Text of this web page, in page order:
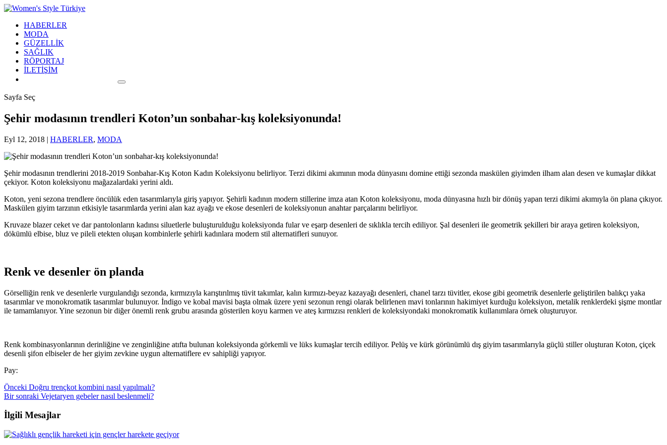
HABERLER
MODA
GÜZELLİK
SAĞLIK
RÖPORTAJ
İLETİŞİM
Sayfa Seç
Şehir modasının trendleri Koton’un sonbahar-kış koleksiyonunda!
Eyl 12, 2018 | HABERLER, MODA
Şehir modasının trendlerini 2018-2019 Sonbahar-Kış Koton Kadın Koleksiyonu belirliyor. Terzi dikimi akımının moda dünyasını domine ettiği sezonda maskülen giyimden ilham alan desen ve kumaşlar dikkat
çekiyor. Koton koleksiyonu mağazalardaki yerini aldı.
Koton, yeni sezona trendlere öncülük eden tasarımlarıyla giriş yapıyor. Şehirli kadının modern stillerine imza atan Koton koleksiyonu, moda dünyasına hızlı bir dönüş yapan terzi dikimi akımıyla ön plana çıkıyor.
Maskülen giyim tarzının etkisiyle tasarımlarda yerini alan kaz ayağı ve ekose desenleri de koleksiyonun anahtar parçalarını belirliyor.
Kruvaze blazer ceket ve dar pantolonların kadınsı siluetlerle buluşturulduğu koleksiyonda fular ve eşarp desenleri de sıklıkla tercih ediliyor. Şal desenleri ile geometrik şekilleri bir araya getiren koleksiyon,
dökümlü elbise, bluz ve pileli etekten oluşan kombinlerle şehirli kadınlara modern stil alternatifleri sunuyor.
Renk ve desenler ön planda
Görselliğin renk ve desenlerle vurgulandığı sezonda, kırmızıyla karıştırılmış tüvit takımlar, kalın kırmızı-beyaz kazayağı desenleri, chanel tarzı tüvitler, ekose gibi geometrik desenlerle geliştirilen balıkçı yaka
tasarımlar ve monokromatik tasarımlar bulunuyor. İndigo ve kobal mavisi başta olmak üzere yeni sezonun rengi olarak belirlenen mavi tonlarının hakimiyet kurduğu koleksiyon, metalik renklerdeki şişme montlar
ile tamamlanıyor. Yine sezonun bir diğer önemli renk grubu arasında gösterilen koyu karmen ve ateş kırmızısı renkleri de koleksiyondaki monokromatik kullanımlara örnek oluşturuyor.
Renk kombinasyonlarının derinliğine ve zenginliğine atıfta bulunan koleksiyonda görkemli ve lüks kumaşlar tercih ediliyor. Pelüş ve kürk görünümlü dış giyim tasarımlarıyla güçlü stiller oluşturan Koton, çiçek
desenli şifon elbiseler de her giyim zevkine uygun alternatiflere ev sahipliği yapıyor.
Pay:
Önceki Doğru trençkot kombini nasıl yapılmalı?
Bir sonraki Vejetaryen gebeler nasıl beslenmeli?
İlgili Mesajlar